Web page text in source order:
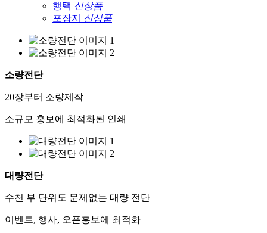
행택 신상품
포장지
신상품
소량전단
20장부터 소량제작
소규모 홍보에 최적화된 인쇄
대량전단
수천 부 단위도 문제없는 대량 전단
이벤트, 행사, 오픈홍보에 최적화